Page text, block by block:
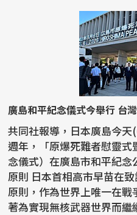
廣島和平紀念儀式今舉行 台
共同社報導，日本廣島今
週年，「原爆死難者慰靈
念儀式）在廣島市和平紀念公園舉行。
原則 日本首相高市早苗在致詞中表示：日本堅持無核三
原則，作為世界上唯一在